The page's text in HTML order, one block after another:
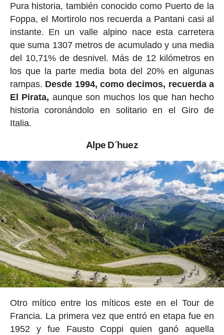
Pura historia, también conocido como Puerto de la
Foppa, el Mortirolo nos recuerda a Pantani casi al
instante. En un valle alpino nace esta carretera
que suma 1307 metros de acumulado y una media
del 10,71% de desnivel. Más de 12 kilómetros en
los que la parte media bota del 20% en algunas
rampas. Desde 1994, como decimos, recuerda a
El Pirata, aunque son muchos los que han hecho
historia coronándolo en solitario en el Giro de
Italia.
Alpe D´huez
Otro mítico entre los míticos este en el Tour de
Francia. La primera vez que entró en etapa fue en
1952 y fue Fausto Coppi quien ganó aquella